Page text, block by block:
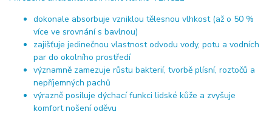
dokonale absorbuje vzniklou tělesnou vlhkost (až o 50 %
více ve srovnání s bavlnou)
zajišťuje jedinečnou vlastnost odvodu vody, potu a vodních
par do okolního prostředí
významně zamezuje růstu bakterií, tvorbě plísní, roztočů a
nepříjemných pachů
výrazně posiluje dýchací funkci lidské kůže a zvyšuje
komfort nošení oděvu